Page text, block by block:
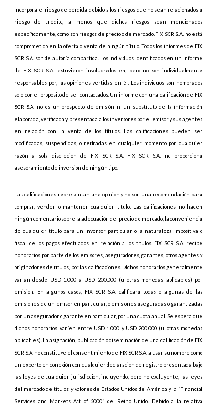
incorpora el riesgo de pérdida debido a los riesgos que no sean relacionados a
riesgo de crédito, a menos que dichos riesgos sean mencionados
específicamente, como son riesgos de precio o de mercado. FIX SCR S.A. no está
comprometido en la oferta o venta de ningún título. Todos los informes de FIX
SCR S.A. son de autoría compartida. Los individuos identificados en un informe
de FIX SCR S.A. estuvieron involucrados en, pero no son individualmente
responsables por, las opiniones vertidas en él. Los individuos son nombrados
solo con el propósito de ser contactados. Un informe con una calificación de FIX
SCR S.A. no es un prospecto de emisión ni un substituto de la información
elaborada, verificada y presentada a los inversores por el emisor y sus agentes
en relación con la venta de los títulos. Las calificaciones pueden ser
modificadas, suspendidas, o retiradas en cualquier momento por cualquier
razón a sola discreción de FIX SCR S.A. FIX SCR S.A. no proporciona
asesoramiento de inversión de ningún tipo.
Las calificaciones representan una opinión y no son una recomendación para
comprar, vender o mantener cualquier título. Las calificaciones no hacen
ningún comentario sobre la adecuación del precio de mercado, la conveniencia
de cualquier título para un inversor particular o la naturaleza impositiva o
fiscal de los pagos efectuados en relación a los títulos. FIX SCR S.A. recibe
honorarios por parte de los emisores, aseguradores, garantes, otros agentes y
originadores de títulos, por las calificaciones. Dichos honorarios generalmente
varían desde USD 1.000 a USD 200.000 (u otras monedas aplicables) por
emisión. En algunos casos, FIX SCR S.A. calificará todas o algunas de las
emisiones de un emisor en particular, o emisiones aseguradas o garantizadas
por un asegurador o garante en particular, por una cuota anual. Se espera que
dichos honorarios varíen entre USD 1.000 y USD 200.000 (u otras monedas
aplicables). La asignación, publicación o diseminación de una calificación de FIX
SCR S.A. no constituye el consentimiento de FIX SCR S.A. a usar su nombre como
un experto en conexión con cualquier declaración de registro presentada bajo
las leyes de cualquier jurisdicción, incluyendo, pero no excluyente, las leyes
del mercado de títulos y valores de Estados Unidos de América y la “Financial
Services and Markets Act of 2000” del Reino Unido. Debido a la relativa